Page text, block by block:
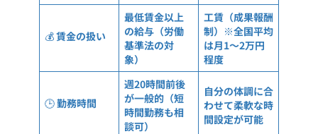
💰賃金の扱い
最低賃金以上
の給与（労働
基準法の対
象）
工賃（成果報酬
制）※全国平均
は月1〜2万円
程度
🕒勤務時間
週20時間前後
が一般的（短
時間勤務も相
談可）
自分の体調に合
わせて柔軟な時
間設定が可能